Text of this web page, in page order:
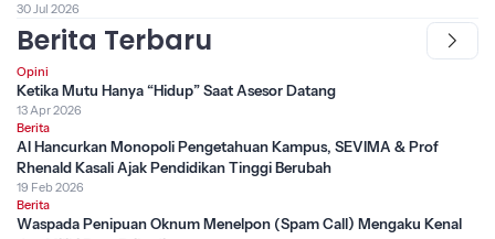
30 Jul 2026
Berita Terbaru
Opini
Ketika Mutu Hanya “Hidup” Saat Asesor Datang
13 Apr 2026
Berita
AI Hancurkan Monopoli Pengetahuan Kampus, SEVIMA & Prof
Rhenald Kasali Ajak Pendidikan Tinggi Berubah
19 Feb 2026
Berita
Waspada Penipuan Oknum Menelpon (Spam Call) Mengaku Kenal